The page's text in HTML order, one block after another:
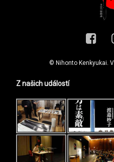
© Nihonto Kenkyukai.
Z našich událostí